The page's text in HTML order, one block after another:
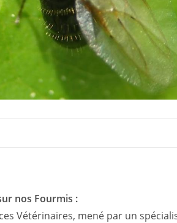
nos Fourmis :
Vétérinaires, mené par un